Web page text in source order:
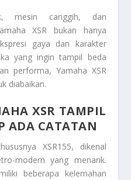
mesin canggih, dan
XSR bukan hanya
gaya dan karakter
yang ingin tampil beda
performa, Yamaha XSR
diabaikan.
XSR TAMPIL
ADA CATATAN
XSR155, dikenal
modern yang menarik.
beberapa kelemahan